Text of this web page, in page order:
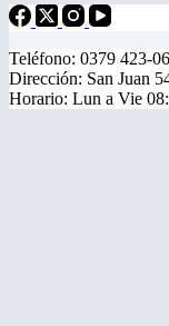
Teléfono: 0379 423-
Dirección: San Juan
Horario: Lun a Vie